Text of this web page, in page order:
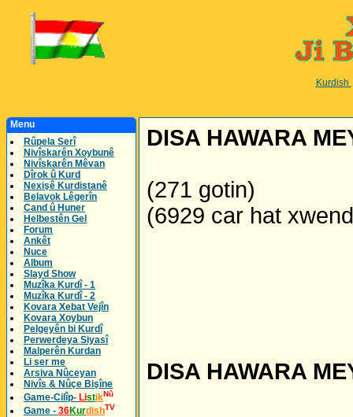
Kurdish
Menu
Rûpela Serî
Nivîskarên Xoybunê
Nivîskarên Mêvan
Dîrok û Kurd
Nexişê Kurdistanê
Belavok Lêgerîn
Cand û Huner
Helbestên Gel
Forum
Ankêt
Nuce
Album
Slayd Show
Muzîka Kurdî - 1
Muzîka Kurdî - 2
Kovara Xebat Vejîn
Kovara Xoybun
Pelgeyên bi Kurdî
Perwerdeya Siyasî
Malperên Kurdan
Li ser me
Arsiva Nûceyan
Nivîs & Nûçe Bişîne
Game-Cilîp- ListikNû
Game - 36KurdishTV
DISA HAWARA
(271 gotin)
(6929 car hat
DISA HAWARA